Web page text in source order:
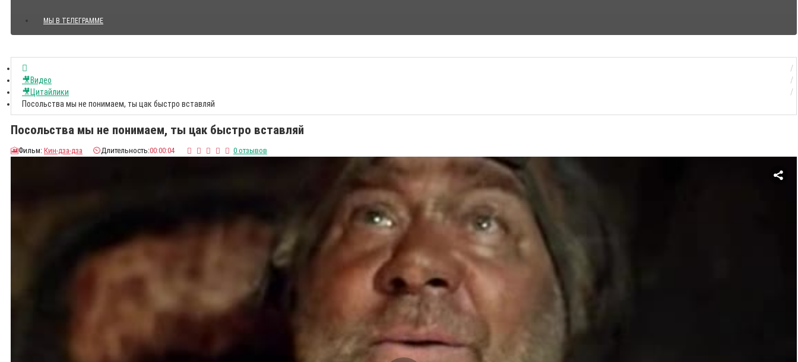
Показать все Цитаты с видео
МЫ В ТЕЛЕГРАММЕ
🎥Видео
🎥Цитайлики
Посольства мы не понимаем, ты цак быстро вставляй
Посольства мы не понимаем, ты цак быстро вставляй
🎦Фильм: Кин-дза-дза ⏲️Длительность:00:00:04 0 отзывов